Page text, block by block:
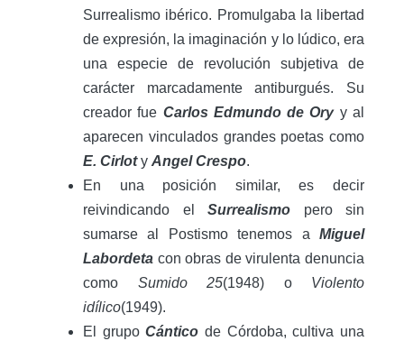
Surrealismo ibérico. Promulgaba la libertad
de expresión, la imaginación y lo lúdico, era
una especie de revolución subjetiva de
carácter marcadamente antiburgués. Su
creador fue Carlos Edmundo de Oryy al
aparecen vinculados grandes poetas como
E. Cirloty Angel Crespo.
En una posición similar, es decir
reivindicando el Surrealismo pero sin
sumarse al Postismo tenemos a Miguel
Labordeta con obras de virulenta denuncia
como Sumido 25(1948) o Violento
idílico(1949).
El grupoCántico de Córdoba, cultiva una